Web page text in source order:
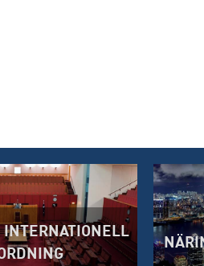
INTERNATIONELL